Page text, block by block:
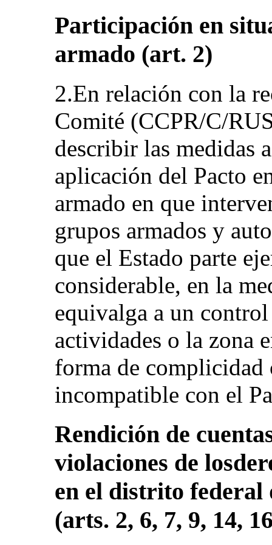
Participación en
armado (art. 2)
2.En relación con la
Comité (CCPR/C/
describir las medidas
aplicación del Pacto
armado en que
grupos armados y
que el Estado parte
considerable, en la
equivalga a un
actividades o la zona
forma de complicidad
incompatible con el
Rendición de
violaciones de
en el distrito federal
(arts. 2, 6, 7, 9, 14,